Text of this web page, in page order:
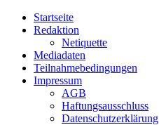
Zum
Inhalt
Startseite
Redaktion
Netiquette
Mediadaten
Teilnahmebedingungen
Impressum
AGB
Haftungsausschluss
Datenschutzerklärung